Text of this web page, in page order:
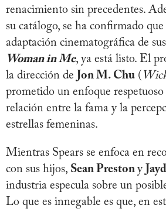
renacimiento sin precedentes.
su catálogo, se ha confirmado
adaptación cinematográfica de
Woman in Me, ya está listo. El
la dirección de Jon M. Chu (
prometido un enfoque
relación entre la fama y la
estrellas femeninas.
Mientras Spears se enfoca en
con sus hijos, Sean Preston y
industria especula sobre un
Lo que es innegable es que, en